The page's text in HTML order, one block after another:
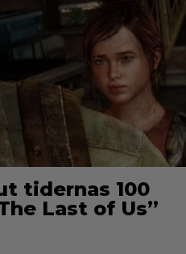
tidernas 100
Last of Us”